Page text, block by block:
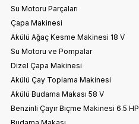
Su Motoru Parçaları
Çapa Makinesi
Akülü Ağaç Kesme Makinesi 18 V
Su Motoru ve Pompalar
Dizel Çapa Makinesi
Akülü Çay Toplama Makinesi
Akülü Budama Makası 58 V
Benzinli Çayır Biçme Makinesi 6.5 HP